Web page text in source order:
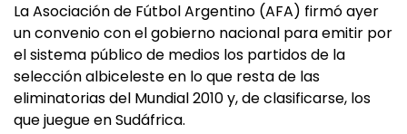
La Asociación de Fútbol Argentino (AFA) firmó ayer
un convenio con el gobierno nacional para emitir por
el sistema público de medios los partidos de la
selección albiceleste en lo que resta de las
eliminatorias del Mundial 2010 y, de clasificarse, los
que juegue en Sudáfrica.